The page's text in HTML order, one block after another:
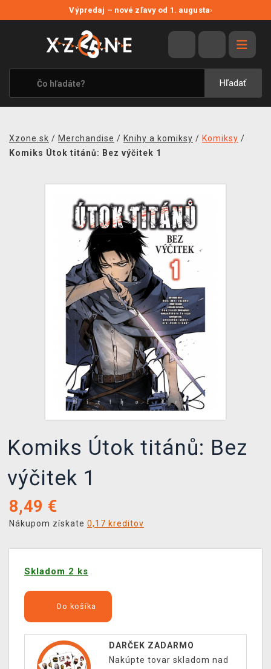
Výpredaj – nové zľavy od 1. augusta›
Hľadať
VÝPREDAJ
VIDEOHRY
XZONE ORIGINALS
TEMATIKY
MERCHANDISE
XZONE KLUB
Xzone.sk / Merchandise / Knihy a komiksy / Komiksy /
Komiks Útok titánů: Bez výčitek 1
Komiks Útok titánů: Bez
výčitek 1
8,49 €
Nákupom získate 0,17 kreditov
Skladom 2 ks
Do košíka
DARČEK ZADARMO
Nakúpte tovar skladom nad